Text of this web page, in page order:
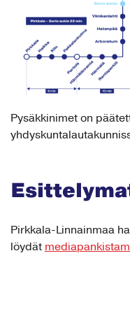
Pysäkkinimet on
Pirkkala-Linnainmaa
löydät